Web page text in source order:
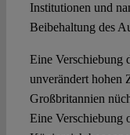
Institutionen und
Beibehaltung des
Eine Verschiebung
unverändert hohen
Großbritannien
Eine Verschiebung